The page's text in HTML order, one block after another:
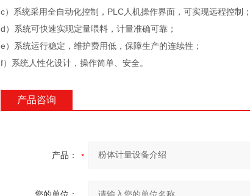
c）系统采用全自动化控制，PLC人机操作界面，可实现远程控制；
d）系统可快速实现定量喂料，计量准确可靠；
e）系统运行稳定，维护费用低，保障生产的连续性；
f）系统人性化设计，操作简单、安全。
产品咨询
产品：